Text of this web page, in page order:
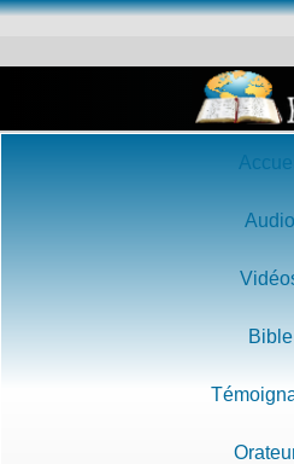
Accueil
Audio
Bible